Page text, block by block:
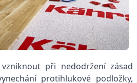
při nedodržení zásad
protihlukové podložky,